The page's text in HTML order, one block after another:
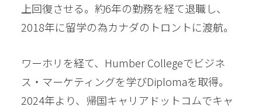
上回復させる。約6年の勤務を経て退職し、
2018年に留学の為カナダのトロントに渡航。
ワーホリを経て、Humber Collegeでビジネ
ス・マーケティングを学びDiplomaを取得。
2024年より、帰国キャリアドットコムでキャ